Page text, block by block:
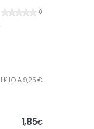
0
1 KILO A 9,25 €
1,85€